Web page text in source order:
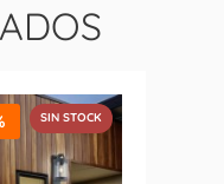
SIN STOCK